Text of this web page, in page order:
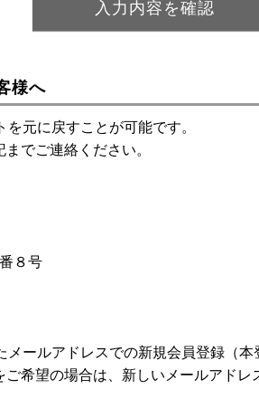
様へ
元に戻すことが可能です。
でご連絡ください。
８号
ールアドレスでの新規会員登録（本
希望の場合は、新しいメールアド